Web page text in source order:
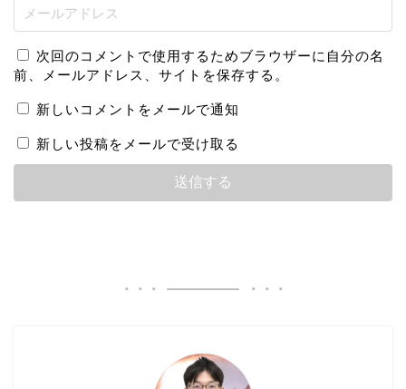
次回のコメントで使用するためブラウザーに自分の名
前、メールアドレス、サイトを保存する。
新しいコメントをメールで通知
新しい投稿をメールで受け取る